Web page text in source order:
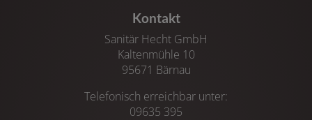
Kontakt
Sanitär Hecht GmbH
Kaltenmühle 10
95671 Bärnau
Telefonisch erreichbar unter:
09635 395